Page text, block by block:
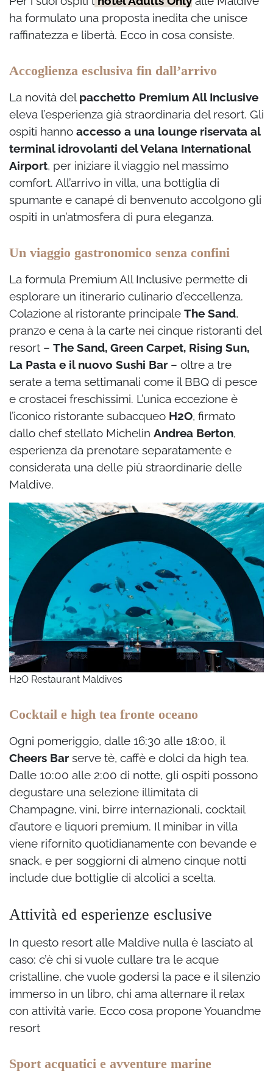
ha formulato una proposta inedita che unisce
raffinatezza e libertà. Ecco in cosa consiste.
Accoglienza esclusiva fin dall’arrivo
La novità del pacchetto Premium All Inclusive
eleva l’esperienza già straordinaria del resort. Gli
ospiti hanno accesso a una lounge riservata al
terminal idrovolanti del Velana International
Airport, per iniziare il viaggio nel massimo
comfort. All’arrivo in villa, una bottiglia di
spumante e canapé di benvenuto accolgono gli
ospiti in un’atmosfera di pura eleganza.
Un viaggio gastronomico senza confini
La formula Premium All Inclusive permette di
esplorare un itinerario culinario d’eccellenza.
Colazione al ristorante principale The Sand,
pranzo e cena à la carte nei cinque ristoranti del
resort – The Sand, Green Carpet, Rising Sun,
La Pasta e il nuovo Sushi Bar – oltre a tre
serate a tema settimanali come il BBQ di pesce
e crostacei freschissimi. L’unica eccezione è
l’iconico ristorante subacqueo H2O, firmato
dallo chef stellato Michelin Andrea Berton,
esperienza da prenotare separatamente e
considerata una delle più straordinarie delle
Maldive.
H2O Restaurant Maldives
Cocktail e high tea fronte oceano
Ogni pomeriggio, dalle 16:30 alle 18:00, il
Cheers Bar serve tè, caffè e dolci da high tea.
Dalle 10:00 alle 2:00 di notte, gli ospiti possono
degustare una selezione illimitata di
Champagne, vini, birre internazionali, cocktail
d’autore e liquori premium. Il minibar in villa
viene rifornito quotidianamente con bevande e
snack, e per soggiorni di almeno cinque notti
include due bottiglie di alcolici a scelta.
Attività ed esperienze esclusive
In questo resort alle Maldive nulla è lasciato al
caso: c’è chi si vuole cullare tra le acque
cristalline, che vuole godersi la pace e il silenzio
immerso in un libro, chi ama alternare il relax
con attività varie. Ecco cosa propone Youandme
resort
Sport acquatici e avventure marine